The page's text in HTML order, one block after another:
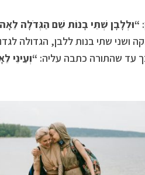
“וּלְלָבָן שְׁתֵּי בָנוֹת שֵׁם הַגְּדֹלָה
ושני שתי בנות ללבן, הגדולה
עד שהתורה כתבה עליה: “וְעֵינֵי